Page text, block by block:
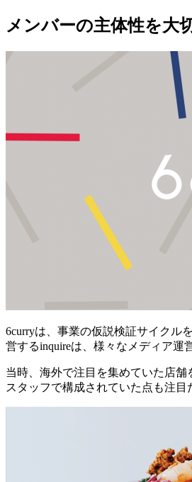
メンバーの主体性を大
6curryは、事業の仮説検証サイクル
営するinquireは、様々なメディア運
当時、海外で注目を集めていた店
スタッフで構成されていた点も注目